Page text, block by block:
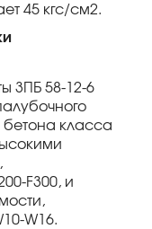
45 кгс/см2.
3ПБ 58-12-6
класса
F300, и
W16.